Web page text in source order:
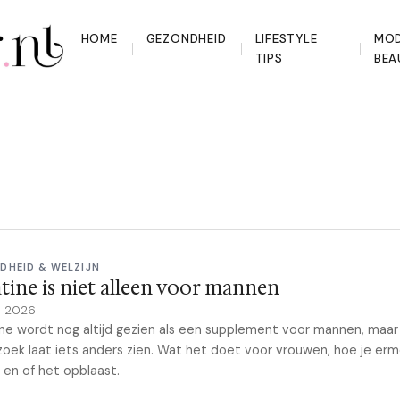
HOME GEZONDHEID
LIFESTYLE
TIPS
& WELZIJN
is niet alleen voor mannen
2026
wordt nog altijd gezien als een supplement voor mannen, maar
laat iets anders zien. Wat het doet voor vrouwen, hoe je
of het opblaast.